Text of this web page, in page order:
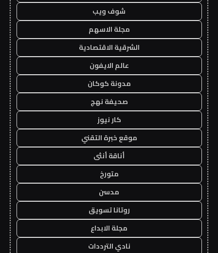
شوف ويب
مجلة الاسهم
الشرقية الاقتصادية
عالم الايفون
مدونة كوكان
صحيفة نهج
كار نيوز
موقع خبرة التقني
أناقة أنثى
متورخ
مدسن
روتانا تسويق
مجلة الابداع
نادي الترددات